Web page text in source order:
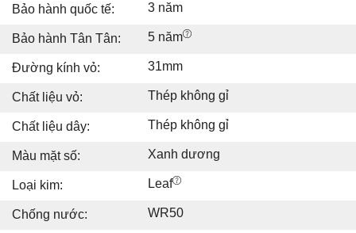
Bảo hành quốc tế: 3 năm
Bảo hành Tân Tân: 5 năm
Đường kính vỏ: 31mm
Chất liệu vỏ: Thép không gỉ
Chất liệu dây: Thép không gỉ
Màu mặt số: Xanh dương
Loại kim: Leaf
Chống nước: WR50